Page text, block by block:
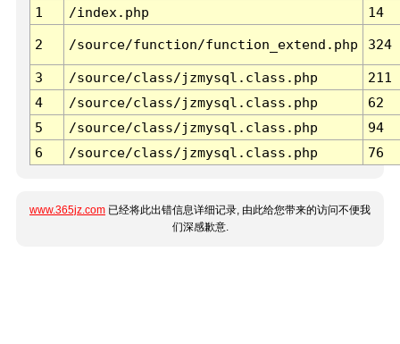
1
/index.php 14
2 /source/function/function_extend.php 324
3 /source/class/jzmysql.class.php
211
4
/source/class/jzmysql.class.php
62
5
/source/class/jzmysql.class.php
94
6
/source/class/jzmysql.class.php 76
www.365jz.com 已经将此出错信息详细记录, 由此给您带来的访问不便我
们深感歉意.